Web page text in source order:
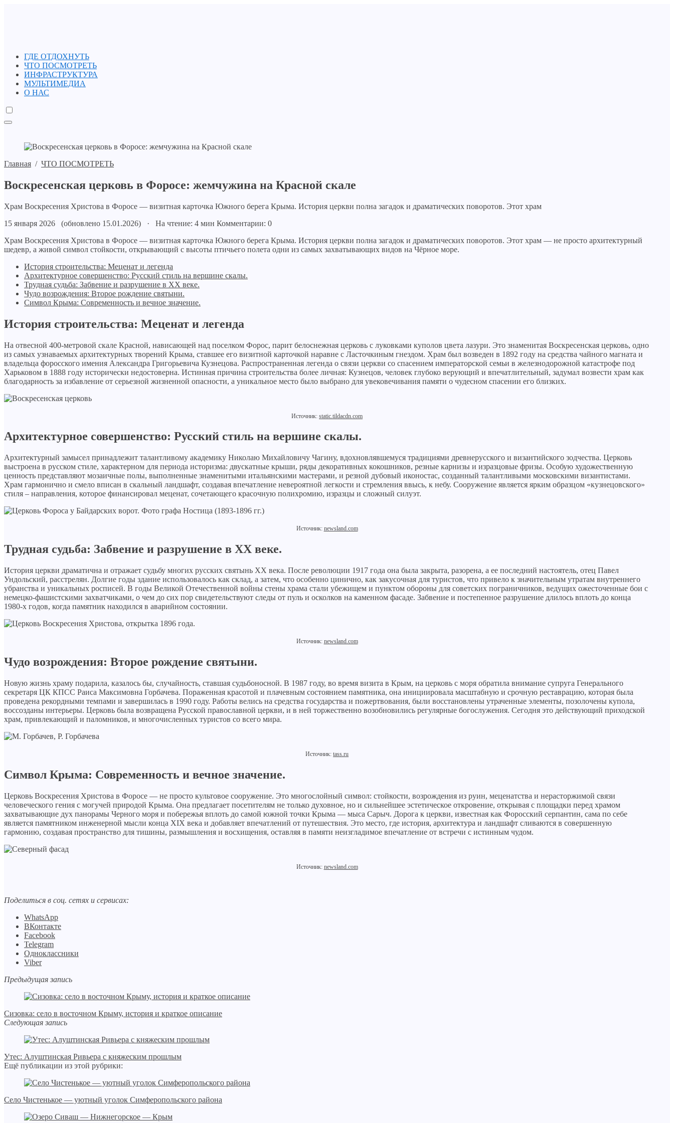
ГДЕ ОТДОХНУТЬ
ЧТО ПОСМОТРЕТЬ
ИНФРАСТРУКТУРА
МУЛЬТИМЕДИА
О НАС
Главная / ЧТО ПОСМОТРЕТЬ
Воскресенская церковь в Форосе: жемчужина на Красной скале
Храм Воскресения Христова в Форосе — визитная карточка Южного берега Крыма. История церкви полна загадок и драматических поворотов. Этот храм
15 января 2026 (обновлено 15.01.2026) · На чтение: 4 мин Комментарии: 0
Храм Воскресения Христова в Форосе — визитная карточка Южного берега Крыма. История церкви полна загадок и драматических поворотов. Этот храм — не просто архитектурный
шедевр, а живой символ стойкости, открывающий с высоты птичьего полета одни из самых захватывающих видов на Чёрное море.
История строительства: Меценат и легенда
Архитектурное совершенство: Русский стиль на вершине скалы.
Трудная судьба: Забвение и разрушение в XX веке.
Чудо возрождения: Второе рождение святыни.
Символ Крыма: Современность и вечное значение.
История строительства: Меценат и легенда
На отвесной 400-метровой скале Красной, нависающей над поселком Форос, парит белоснежная церковь с луковками куполов цвета лазури. Это знаменитая Воскресенская церковь, одно
из самых узнаваемых архитектурных творений Крыма, ставшее его визитной карточкой наравне с Ласточкиным гнездом. Храм был возведен в 1892 году на средства чайного магната и
владельца форосского имения Александра Григорьевича Кузнецова. Распространенная легенда о связи церкви со спасением императорской семьи в железнодорожной катастрофе под
Харьковом в 1888 году исторически недостоверна. Истинная причина строительства более личная: Кузнецов, человек глубоко верующий и впечатлительный, задумал возвести храм как
благодарность за избавление от серьезной жизненной опасности, а уникальное место было выбрано для увековечивания памяти о чудесном спасении его близких.
Источник:static.tildacdn.com
Архитектурное совершенство: Русский стиль на вершине скалы.
Архитектурный замысел принадлежит талантливому академику Николаю Михайловичу Чагину, вдохновлявшемуся традициями древнерусского и византийского зодчества. Церковь
выстроена в русском стиле, характерном для периода историзма: двускатные крыши, ряды декоративных кокошников, резные карнизы и изразцовые фризы. Особую художественную
ценность представляют мозаичные полы, выполненные знаменитыми итальянскими мастерами, и резной дубовый иконостас, созданный талантливыми московскими византистами.
Храм гармонично и смело вписан в скальный ландшафт, создавая впечатление невероятной легкости и стремления ввысь, к небу. Сооружение является ярким образцом «кузнецовского»
стиля – направления, которое финансировал меценат, сочетающего красочную полихромию, изразцы и сложный силуэт.
Источник: newsland.com
Трудная судьба: Забвение и разрушение в XX веке.
История церкви драматична и отражает судьбу многих русских святынь XX века. После революции 1917 года она была закрыта, разорена, а ее последний настоятель, отец Павел
Ундольский, расстрелян. Долгие годы здание использовалось как склад, а затем, что особенно цинично, как закусочная для туристов, что привело к значительным утратам внутреннего
убранства и уникальных росписей. В годы Великой Отечественной войны стены храма стали убежищем и пунктом обороны для советских пограничников, ведущих ожесточенные бои с
немецко-фашистскими захватчиками, о чем до сих пор свидетельствуют следы от пуль и осколков на каменном фасаде. Забвение и постепенное разрушение длилось вплоть до конца
1980-х годов, когда памятник находился в аварийном состоянии.
Источник: newsland.com
Чудо возрождения: Второе рождение святыни.
Новую жизнь храму подарила, казалось бы, случайность, ставшая судьбоносной. В 1987 году, во время визита в Крым, на церковь с моря обратила внимание супруга Генерального
секретаря ЦК КПСС Раиса Максимовна Горбачева. Пораженная красотой и плачевным состоянием памятника, она инициировала масштабную и срочную реставрацию, которая была
проведена рекордными темпами и завершилась в 1990 году. Работы велись на средства государства и пожертвования, были восстановлены утраченные элементы, позолочены купола,
воссозданы интерьеры. Церковь была возвращена Русской православной церкви, и в ней торжественно возобновились регулярные богослужения. Сегодня это действующий приходской
храм, привлекающий и паломников, и многочисленных туристов со всего мира.
Источник:tass.ru
Символ Крыма: Современность и вечное значение.
Церковь Воскресения Христова в Форосе — не просто культовое сооружение. Это многослойный символ: стойкости, возрождения из руин, меценатства и нерасторжимой связи
человеческого гения с могучей природой Крыма. Она предлагает посетителям не только духовное, но и сильнейшее эстетическое откровение, открывая с площадки перед храмом
захватывающие дух панорамы Черного моря и побережья вплоть до самой южной точки Крыма — мыса Сарыч. Дорога к церкви, известная как Форосский серпантин, сама по себе
является памятником инженерной мысли конца XIX века и добавляет впечатлений от путешествия. Это место, где история, архитектура и ландшафт сливаются в совершенную
гармонию, создавая пространство для тишины, размышления и восхищения, оставляя в памяти неизгладимое впечатление от встречи с истинным чудом.
Источник: newsland.com
Поделиться в соц. сетях и сервисах:
WhatsApp
ВКонтакте
Facebook
Telegram
Одноклассники
Viber
Предыдущая запись
Сизовка: село в восточном Крыму, история и краткое описание
Следующая запись
Утес: Алуштинская Ривьера с княжеским прошлым
Ещё публикации из этой рубрики:
Село Чистенькое — уютный уголок Симферопольского района